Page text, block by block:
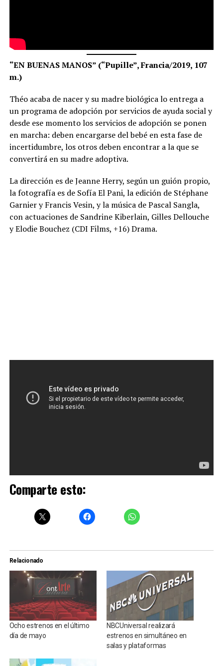
“EN BUENAS MANOS” (“Pupille”, Francia/2019, 107
m.)
Théo acaba de nacer y su madre biológica lo entrega a
un programa de adopción por servicios de ayuda social y
desde ese momento los servicios de adopción se ponen
en marcha: deben encargarse del bebé en esta fase de
incertidumbre, los otros deben encontrar a la que se
convertirá en su madre adoptiva.
La dirección es de Jeanne Herry, según un guión propio,
la fotografía es de Sofía El Pani, la edición de Stéphane
Garnier y Francis Vesin, y la música de Pascal Sangla,
con actuaciones de Sandrine Kiberlain, Gilles Dellouche
y Elodie Bouchez (CDI Films, +16) Drama.
Comparte esto:
Relacionado
Ocho estrenos en el último
día de mayo
NBCUniversal realizará
estrenos en simultáneo en
salas y plataformas